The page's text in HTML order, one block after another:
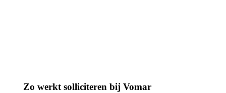
Zo werkt solliciteren bij Vomar